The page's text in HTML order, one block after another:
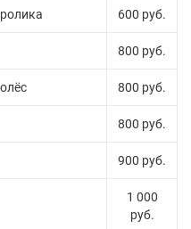
600 руб.
800 руб.
800 руб.
800 руб.
900 руб.
1 000
руб.